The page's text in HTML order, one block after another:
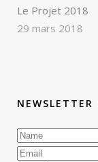
Le Projet 2018
29 mars 2018
NEWSLETTER